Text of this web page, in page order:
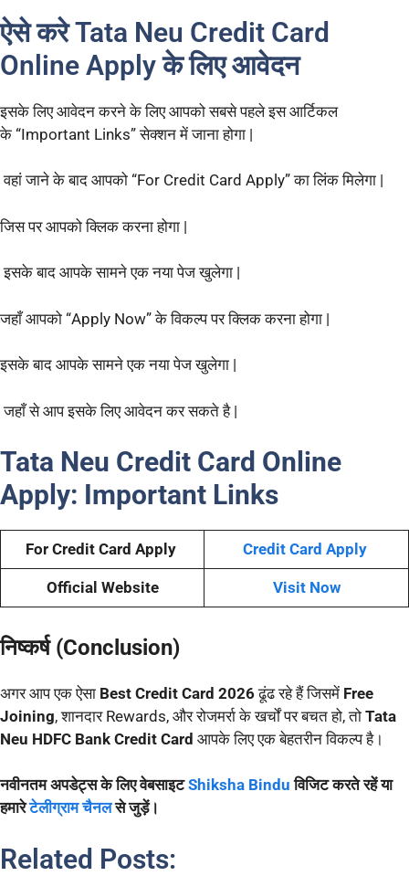
ऐसे करे Tata Neu Credit Card
Online Apply के लिए आवेदन
इसके लिए आवेदन करने के लिए आपको सबसे पहले इस आर्टिकल
के “Important Links” सेक्शन में जाना होगा |
वहां जाने के बाद आपको “For Credit Card Apply” का लिंक मिलेगा |
जिस पर आपको क्लिक करना होगा |
इसके बाद आपके सामने एक नया पेज खुलेगा |
जहाँ आपको “Apply Now” के विकल्प पर क्लिक करना होगा |
इसके बाद आपके सामने एक नया पेज खुलेगा |
जहाँ से आप इसके लिए आवेदन कर सकते है |
Tata Neu Credit Card Online
Apply: Important Links
For Credit Card Apply Credit Card Apply
Official Website Visit Now
निष्कर्ष (Conclusion)
अगर आप एक ऐसा Best Credit Card 2026ढूंढ रहे हैं जिसमें Free
Joining, शानदार Rewards, और रोजमर्रा के खर्चों पर बचत हो, तो Tata
Neu HDFC Bank Credit Card आपके लिए एक बेहतरीन विकल्प है।
नवीनतम अपडेट्स के लिए वेबसाइटShiksha Bindu विजिट करते रहें या
हमारेटेलीग्राम चैनल से जुड़ें।
Related Posts: